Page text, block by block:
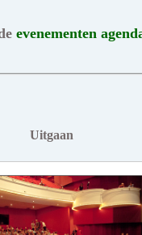
evenementen
Uitgaan